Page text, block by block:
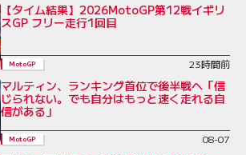
【タイム結果】2026MotoGP第12戦イギリ
スGP フリー走行1回目
MotoGP 23時間前
マルティン、ランキング首位で後半戦へ「信
じられない。でも自分はもっと速く走れる自
信がある」
MotoGP 08-07